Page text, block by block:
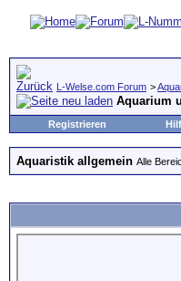
L-Welse.com Forum >
Aquarium
Registrieren
Aquaristik allgemein Alle